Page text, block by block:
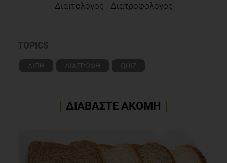
Διαιτολόγος - Διατροφολόγος
TOPICS
ΛΙΠΗ ΔΙΑΤΡΟΦΗ QUIZ
ΔΙΑΒΑΣΤΕ ΑΚΟΜΗ